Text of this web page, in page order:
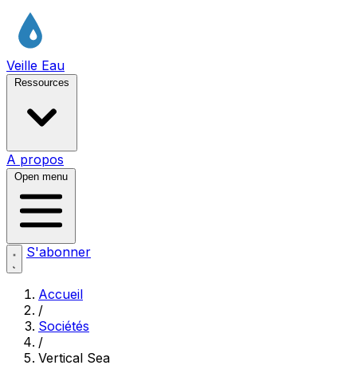
Veille Eau
Ressources
A propos
Open menu
S'abonner
Accueil
/
Sociétés
/
Vertical Sea